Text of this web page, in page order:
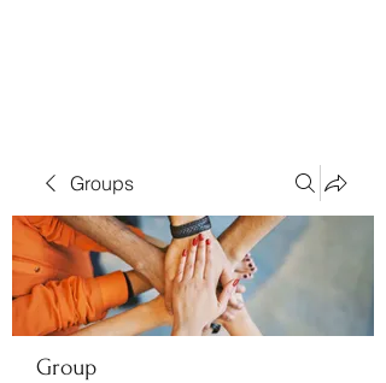
Groups
Group